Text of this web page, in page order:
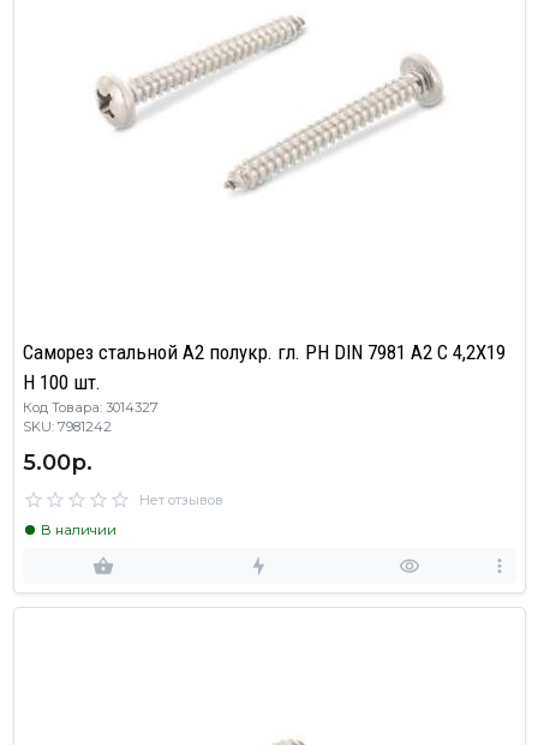
Саморез стальной А2 полукр. гл. РН DIN 7981 A2 C 4,2X19
H 100 шт.
Код Товара: 3014327
SKU: 7981242
5.00р.
Нет отзывов
В наличии